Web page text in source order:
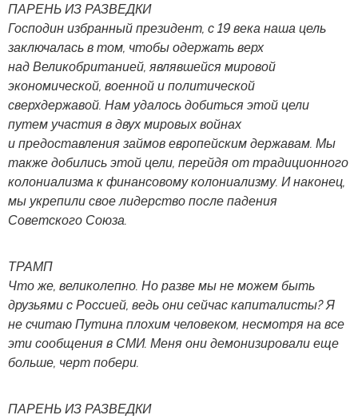
ПАРЕНЬ ИЗ РАЗВЕДКИ
Господин избранный президент, с 19 века наша цель
заключалась в том, чтобы одержать верх
над Великобританией, являвшейся мировой
экономической, военной и политической
сверхдержавой. Нам удалось добиться этой цели
путем участия в двух мировых войнах
и предоставления займов европейским державам. Мы
также добились этой цели, перейдя от традиционного
колониализма к финансовому колониализму. И наконец,
мы укрепили свое лидерство после падения
Советского Союза.
ТРАМП
Что же, великолепно. Но разве мы не можем быть
друзьями с Россией, ведь они сейчас капиталисты? Я
не считаю Путина плохим человеком, несмотря на все
эти сообщения в СМИ. Меня они демонизировали еще
больше, черт побери.
ПАРЕНЬ ИЗ РАЗВЕДКИ